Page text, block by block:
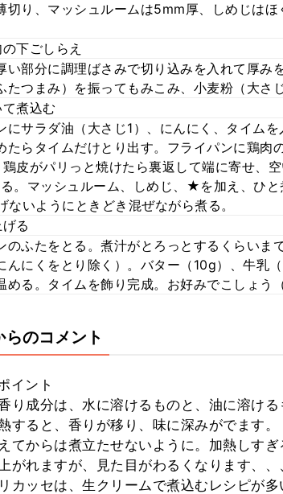
切り、マッシュルームは5mm厚、しめじは
の下ごしらえ
い部分に調理ばさみで切り込みを入れて厚み
たつまみ）を振ってもみこみ、小麦粉（大さ
て煮込む
にサラダ油（大さじ1）、にんにく、タイム
たらタイムだけとり出す。フライパンに鶏肉
皮がパリっと焼けたら裏返して端に寄せ、
。マッシュルーム、しめじ、★を加え、ひ
ないようにときどき混ぜながら煮る。
げる
のふたをとる。煮汁がとろっとするくらいま
んにくをとり除く）。バター（10g）、牛乳
める。タイムを飾り完成。お好みでこしょう
らのコメント
イント
り成分は、水に溶けるものと、油に溶け
すると、香りが移り、味に深みがでます。
てからは煮立たせないように。加熱しす
がれますが、見た目がわるくなります、、
カッセは、生クリームで煮込むレシピが